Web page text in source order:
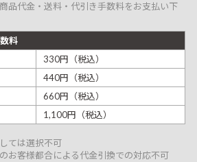
品代金・送料・代引き手数料をお支払い下
料
330円（税込）
440円（税込）
660円（税込）
1,100円（税込）
ては選択不可
お客様都合による代金引換での対応不可